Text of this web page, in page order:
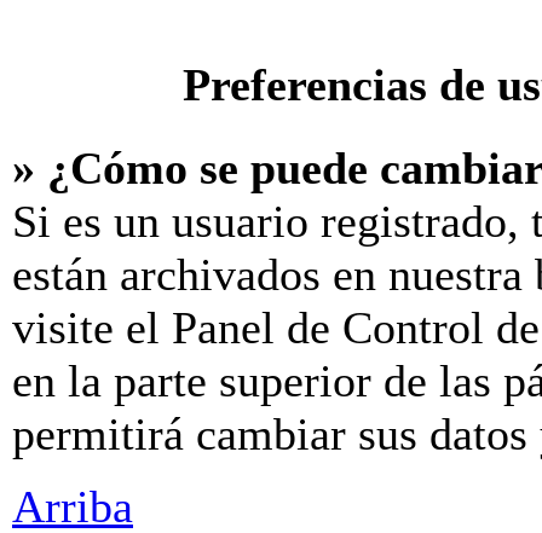
Preferencias de
» ¿Cómo se puede
Si es un usuario registrado,
están archivados en
visite el Panel de Control
en la parte superior de las
permitirá cambiar sus
Arriba